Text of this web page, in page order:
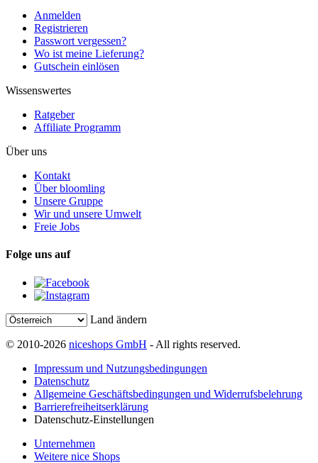
Anmelden
Registrieren
Passwort vergessen?
Wo ist meine Lieferung?
Gutschein einlösen
Wissenswertes
Ratgeber
Affiliate Programm
Über uns
Kontakt
Über bloomling
Unsere Gruppe
Wir und unsere Umwelt
Freie Jobs
Folge uns auf
Land ändern
© 2010-2026 niceshops GmbH - All rights reserved.
Impressum und Nutzungsbedingungen
Datenschutz
Allgemeine Geschäftsbedingungen und Widerrufsbelehrung
Barrierefreiheitserklärung
Datenschutz-Einstellungen
Unternehmen
Weitere nice Shops